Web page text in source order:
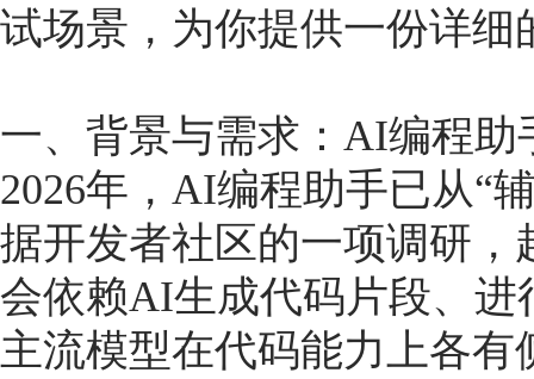
试场景，为你提供一份详
一、背景与需求：AI编程
2026年，AI编程助手已从“
据开发者社区的一项调研，
会依赖AI生成代码片段、
主流模型在代码能力上各有